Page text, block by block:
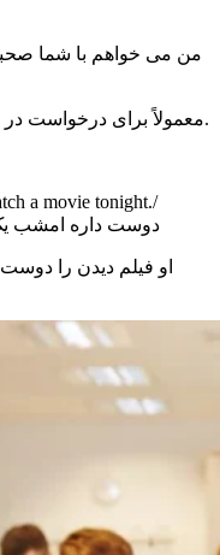
**: معمولاً برای درخواست در این زمینه استفاده نمی شود.
a movie tonight./
دوست داره امشب